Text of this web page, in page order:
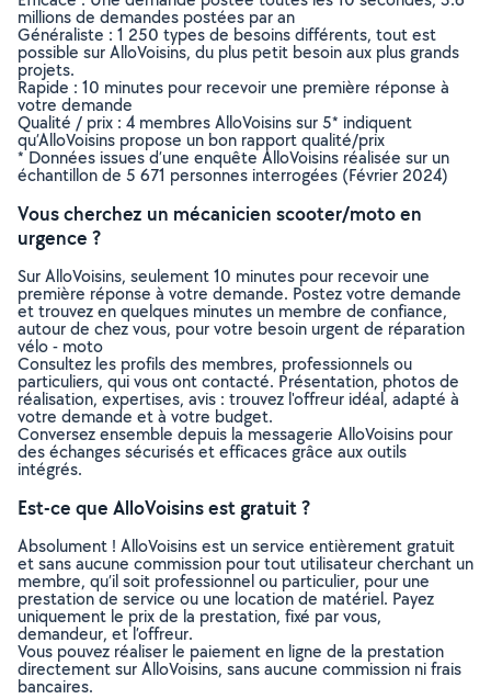
millions de demandes postées par an
Généraliste : 1 250 types de besoins différents, tout est
possible sur AlloVoisins, du plus petit besoin aux plus grands
projets.
Rapide : 10 minutes pour recevoir une première réponse à
votre demande
Qualité / prix : 4 membres AlloVoisins sur 5* indiquent
qu’AlloVoisins propose un bon rapport qualité/prix
* Données issues d’une enquête AlloVoisins réalisée sur un
échantillon de 5 671 personnes interrogées (Février 2024)
Vous cherchez un mécanicien scooter/moto en
urgence ?
Sur AlloVoisins, seulement 10 minutes pour recevoir une
première réponse à votre demande. Postez votre demande
et trouvez en quelques minutes un membre de confiance,
autour de chez vous, pour votre besoin urgent de réparation
vélo - moto
Consultez les profils des membres, professionnels ou
particuliers, qui vous ont contacté. Présentation, photos de
réalisation, expertises, avis : trouvez l'offreur idéal, adapté à
votre demande et à votre budget.
Conversez ensemble depuis la messagerie AlloVoisins pour
des échanges sécurisés et efficaces grâce aux outils
intégrés.
Est-ce que AlloVoisins est gratuit ?
Absolument ! AlloVoisins est un service entièrement gratuit
et sans aucune commission pour tout utilisateur cherchant un
membre, qu’il soit professionnel ou particulier, pour une
prestation de service ou une location de matériel. Payez
uniquement le prix de la prestation, fixé par vous,
demandeur, et l’offreur.
Vous pouvez réaliser le paiement en ligne de la prestation
directement sur AlloVoisins, sans aucune commission ni frais
bancaires.